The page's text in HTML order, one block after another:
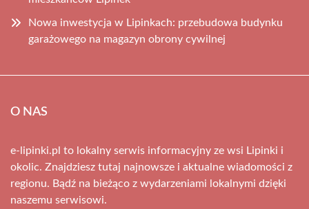
Nowa inwestycja w Lipinkach: przebudowa budynku
garażowego na magazyn obrony cywilnej
O NAS
e-lipinki.pl to lokalny serwis informacyjny ze wsi Lipinki i
okolic. Znajdziesz tutaj najnowsze i aktualne wiadomości z
regionu. Bądź na bieżąco z wydarzeniami lokalnymi dzięki
naszemu serwisowi.